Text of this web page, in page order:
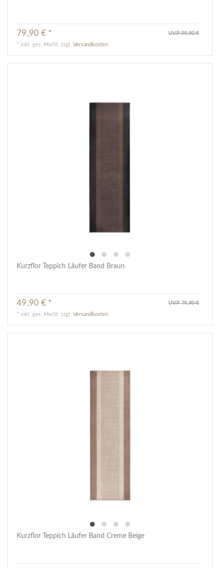
UVP 99,90 €
79,90 € *
* inkl. ges. MwSt. zzgl.Versandkosten
Kurzflor Teppich Läufer Band Braun
UVP 79,90 €
49,90 € *
* inkl. ges. MwSt. zzgl.Versandkosten
Kurzflor Teppich Läufer Band Creme Beige